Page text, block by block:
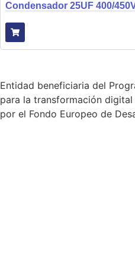
Condensador 25UF 400/
Entidad beneficiaria del
para la transformación
por el Fondo Europeo de